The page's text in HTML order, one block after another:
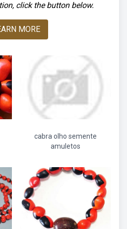
click the button below.
MORE
cabra olho semente
amuletos